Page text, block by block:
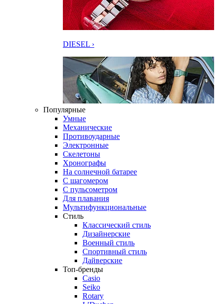
DIESEL ›
Популярные
Умные
Механические
Противоударные
Электронные
Скелетоны
Хронографы
На солнечной батарее
С шагомером
С пульсометром
Для плавания
Мультифункциональные
Стиль
Классический стиль
Дизайнерские
Военный стиль
Спортивный стиль
Дайверские
Топ-бренды
Casio
Seiko
Rotary